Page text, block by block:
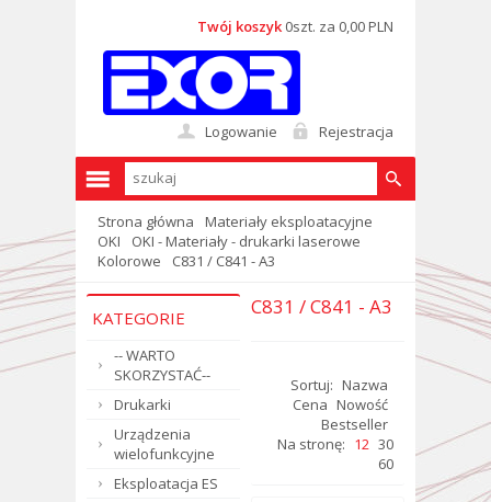
Logowanie Rejestracja
Twój koszyk 0szt. za 0,00 PLN
Strona główna
Materiały eksploatacyjne
OKI
OKI - Materiały - drukarki laserowe
Kolorowe
C831 / C841 - A3
KATEGORIE
-- WARTO
SKORZYSTAĆ--
Drukarki
Urządzenia
wielofunkcyjne
Eksploatacja ES
C831 / C841 - A3
Sortuj: Nazwa
Cena Nowość
Bestseller
Na stronę: 12 30
60